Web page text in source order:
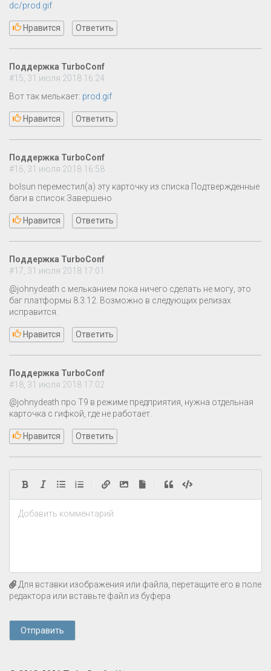
dc/prod.gif
Нравится Ответить
Поддержка TurboConf
#15, 31 июля 2018 16:24
Вот так мелькает: prod.gif
Нравится Ответить
Поддержка TurboConf
#16, 31 июля 2018 16:58
bolsun переместил(а) эту карточку из списка Подтвержденные
баги в список Завершено
Нравится Ответить
Поддержка TurboConf
#17, 31 июля 2018 17:01
@johnydeath с мельканием пока ничего сделать не могу, это
баг платформы 8.3.12. Возможно в следующих релизах
исправится.
Нравится Ответить
Поддержка TurboConf
#18, 31 июля 2018 17:02
@johnydeath про T9 в режиме предприятия, нужна отдельная
карточка с гифкой, где не работает.
Нравится Ответить
Добавить комментарий
Для вставки изображения или файла, перетащите его в поле
редактора или вставьте файл из буфера